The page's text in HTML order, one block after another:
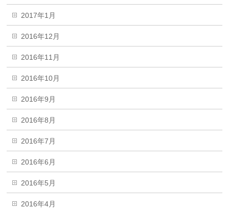
2017年1月
2016年12月
2016年11月
2016年10月
2016年9月
2016年8月
2016年7月
2016年6月
2016年5月
2016年4月